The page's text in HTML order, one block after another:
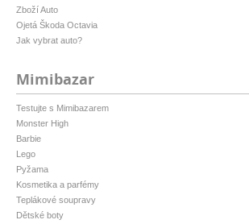
Zboží Auto
Ojetá Škoda Octavia
Jak vybrat auto?
Mimibazar
Testujte s Mimibazarem
Monster High
Barbie
Lego
Pyžama
Kosmetika a parfémy
Teplákové soupravy
Dětské boty